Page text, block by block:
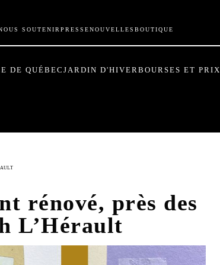
SOUTENIR PRESSENOUVELLES BOUTIQUE
DE QUÉBEC JARDIN D'HIVERBOURSES ET PRIX
rénové, près des
L’Hérault